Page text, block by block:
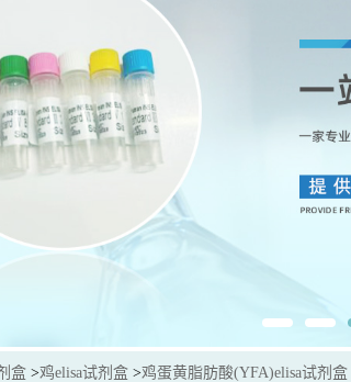
盒 >鸡elisa试剂盒 >鸡蛋黄脂肪酸(YFA)elisa试剂盒